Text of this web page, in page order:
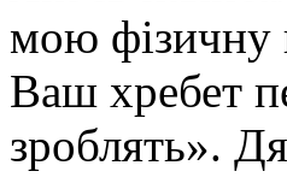
мою фізичну
Ваш хребет
зроблять».